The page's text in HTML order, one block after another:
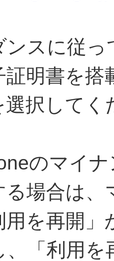
ンスに従
証明書を
選択してく
のマイ
る場合は
用を再開
、「利用